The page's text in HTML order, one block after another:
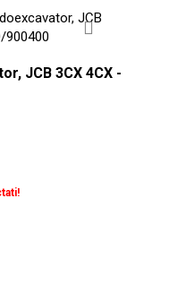
JCB 3CX 4CX -